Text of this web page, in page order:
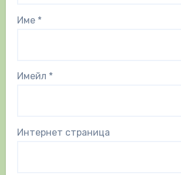
Име *
Имейл *
Интернет страница